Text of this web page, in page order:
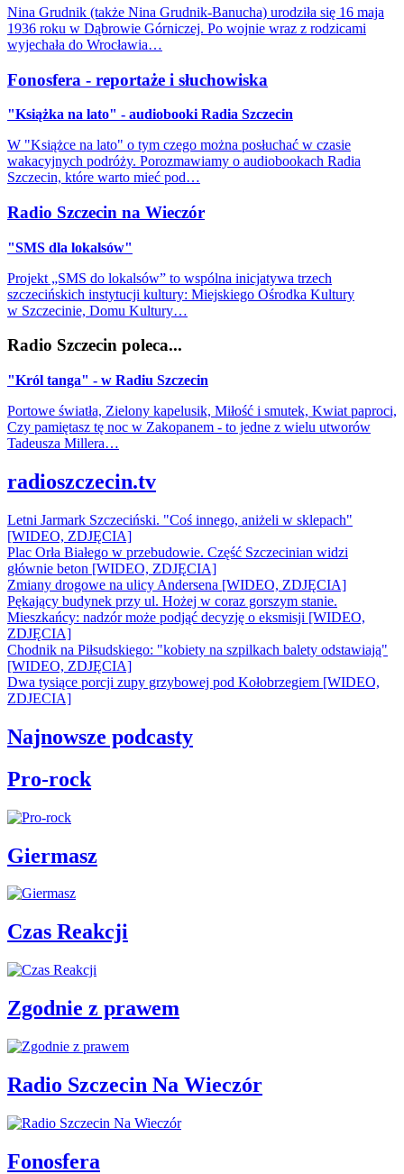
Nina Grudnik (także Nina Grudnik-Banucha) urodziła się 16 maja
1936 roku w Dąbrowie Górniczej. Po wojnie wraz z rodzicami
wyjechała do Wrocławia…
Fonosfera - reportaże i słuchowiska
"Książka na lato" - audiobooki Radia Szczecin
W "Książce na lato" o tym czego można posłuchać w czasie
wakacyjnych podróży. Porozmawiamy o audiobookach Radia
Szczecin, które warto mieć pod…
Radio Szczecin na Wieczór
"SMS dla lokalsów"
Projekt „SMS do lokalsów” to wspólna inicjatywa trzech
szczecińskich instytucji kultury: Miejskiego Ośrodka Kultury
w Szczecinie, Domu Kultury…
Radio Szczecin poleca...
"Król tanga" - w Radiu Szczecin
Portowe światła, Zielony kapelusik, Miłość i smutek, Kwiat paproci,
Czy pamiętasz tę noc w Zakopanem - to jedne z wielu utworów
Tadeusza Millera…
radioszczecin.tv
Letni Jarmark Szczeciński. "Coś innego, aniżeli w sklepach"
[WIDEO, ZDJĘCIA]
Plac Orła Białego w przebudowie. Część Szczecinian widzi
głównie beton [WIDEO, ZDJĘCIA]
Zmiany drogowe na ulicy Andersena [WIDEO, ZDJĘCIA]
Pękający budynek przy ul. Hożej w coraz gorszym stanie.
Mieszkańcy: nadzór może podjąć decyzję o eksmisji [WIDEO,
ZDJĘCIA]
Chodnik na Piłsudskiego: "kobiety na szpilkach balety odstawiają"
[WIDEO, ZDJĘCIA]
Dwa tysiące porcji zupy grzybowej pod Kołobrzegiem [WIDEO,
ZDJECIA]
Najnowsze podcasty
Pro-rock
Giermasz
Czas Reakcji
Zgodnie z prawem
Radio Szczecin Na Wieczór
Fonosfera